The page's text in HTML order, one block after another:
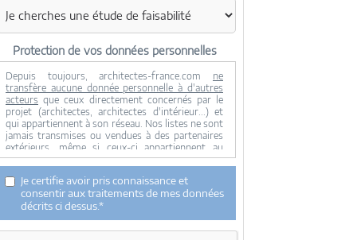
Protection de vos données personnelles
Depuis toujours, architectes-france.com ne
transfère aucune donnée personnelle à d'autres
acteurs que ceux directement concernés par le
projet (architectes, architectes d'intérieur...) et
qui appartiennent à son réseau. Nos listes ne sont
jamais transmises ou vendues à des partenaires
extérieurs, même si ceux-ci appartiennent au
domaine de la construction.
effectuée qu'avec votre consentement.
Je consens à ce que mes données personnelles
soient collectées pour permettre à architectes-
france de transférer votre projet aux architectes.
Seul Architectes-france, ses équipes internes et la
Je certifie avoir pris connaissance et
consentir aux traitements de mes données
décrits ci dessus.*